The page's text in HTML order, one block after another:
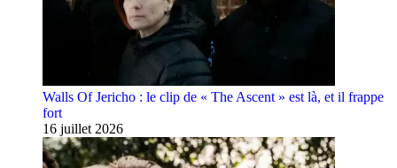
Walls Of Jericho : le clip de « The Ascent » est là, et il frappe
fort
16 juillet 2026